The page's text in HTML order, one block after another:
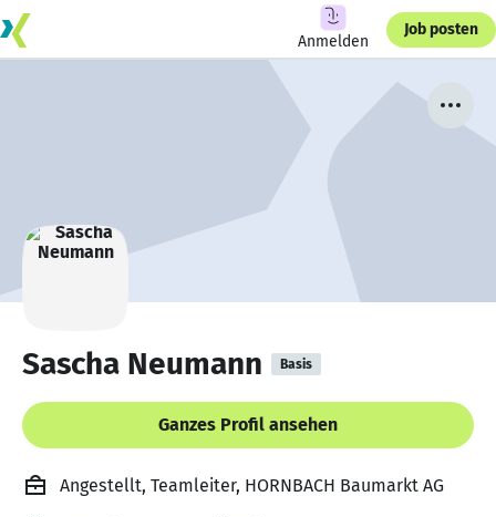
Anmelden
Job posten
Sascha Neumann Basis
Ganzes Profil ansehen
Angestellt, Teamleiter, HORNBACH Baumarkt AG